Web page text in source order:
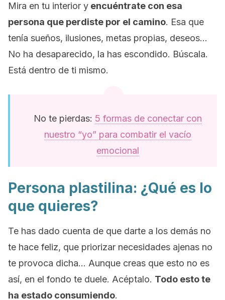
Mira en tu interior y encuéntrate con esa
persona que perdiste por el camino. Esa que
tenía sueños, ilusiones, metas propias, deseos…
No ha desaparecido, la has escondido. Búscala.
Está dentro de ti mismo.
No te pierdas: 5 formas de conectar con
nuestro “yo” para combatir el vacío
emocional
Persona plastilina: ¿Qué es lo
que quieres?
Te has dado cuenta de que darte a los demás no
te hace feliz, que priorizar necesidades ajenas no
te provoca dicha… Aunque creas que esto no es
así, en el fondo te duele. Acéptalo. Todo esto te
ha estado consumiendo.